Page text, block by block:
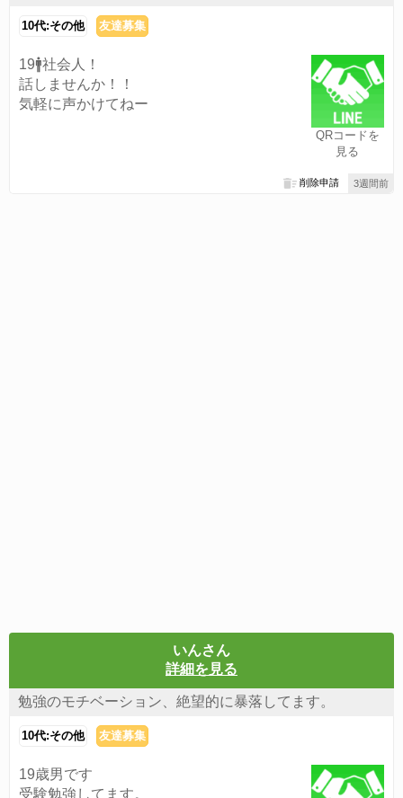
10代:その他 友達募集
QRコードを
見る
19🚹社会人！
話しませんか！！
気軽に声かけてねー
3週間前
削除申請
いんさん
詳細を見る
勉強のモチベーション、絶望的に暴落してます。
10代:その他 友達募集
19歳男です
受験勉強してます。